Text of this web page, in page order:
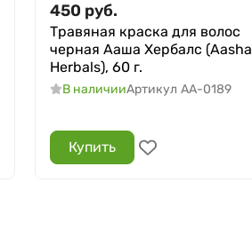
450 руб.
Травяная краска для волос
черная Ааша Хербалс (Aasha
Herbals), 60 г.
В наличииАртикул AA-0189
Купить